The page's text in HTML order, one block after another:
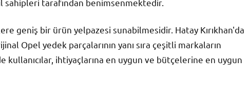
sahipleri tarafından benimsenmektedir.
geniş bir ürün yelpazesi sunabilmesidir. Hatay Kırıkhan'da
Opel yedek parçalarının yanı sıra çeşitli markaların
kullanıcılar, ihtiyaçlarına en uygun ve bütçelerine en uygun